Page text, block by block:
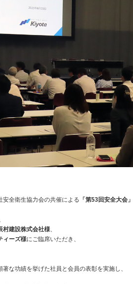
全衛生協力会の共催による 「第53回安全大会」
村建設株式会社様、
ィーズ様にご臨席いただき、
な功績を挙げた社員と会員の表彰を実施し、